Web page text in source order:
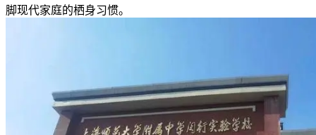
脚现代家庭的栖身习惯。